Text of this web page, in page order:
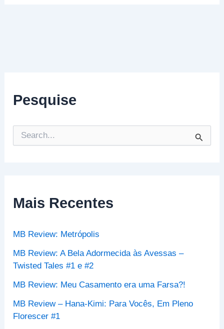
Pesquise
e
a
o
:
Mais Recentes
MB Review: Metrópolis
MB Review: A Bela Adormecida às Avessas –
Twisted Tales #1 e #2
MB Review: Meu Casamento era uma Farsa?!
MB Review – Hana-Kimi: Para Vocês, Em Pleno
Florescer #1